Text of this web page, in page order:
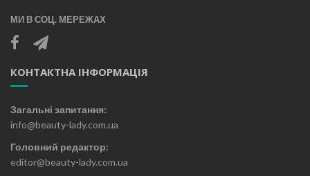
МИ В СОЦ. МЕРЕЖАХ
КОНТАКТНА ІНФОРМАЦІЯ
Загальні запитання:
info@beauty-lady.com.ua
Головний редактор:
editor@beauty-lady.com.ua